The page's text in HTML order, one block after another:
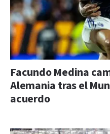
Facundo Medina
Alemania tras el
acuerdo